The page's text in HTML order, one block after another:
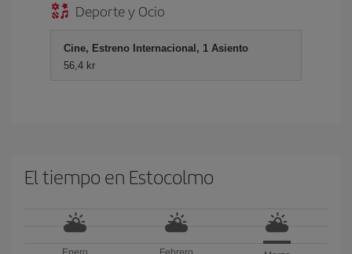
Deporte y Ocio
Cine, Estreno Internacional, 1 Asiento
56,4 kr
El tiempo en Estocolmo